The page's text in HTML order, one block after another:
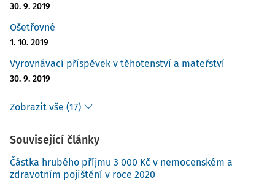
30. 9. 2019
Ošetřovné
1. 10. 2019
Vyrovnávací příspěvek v těhotenství a mateřství
30. 9. 2019
Zobrazit vše (17)
Související články
Částka hrubého příjmu 3 000 Kč v nemocenském a
zdravotním pojištění v roce 2020